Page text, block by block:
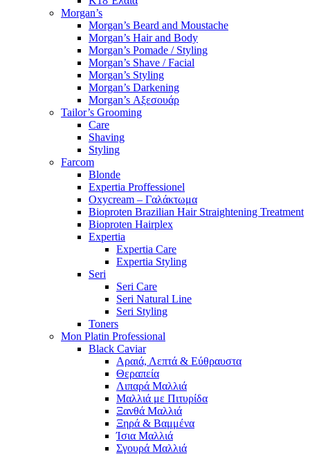
Morgan’s
Morgan’s Beard and Moustache
Morgan’s Hair and Body
Morgan’s Pomade / Styling
Morgan’s Shave / Facial
Morgan’s Styling
Morgan’s Darkening
Morgan’s Αξεσουάρ
Tailor’s Grooming
Care
Shaving
Styling
Farcom
Blonde
Expertia Proffessionel
Oxycream – Γαλάκτωμα
Bioproten Brazilian Hair Straightening Treatment
Bioproten Hairplex
Expertia
Expertia Care
Expertia Styling
Seri
Seri Care
Seri Natural Line
Seri Styling
Toners
Mon Platin Professional
Black Caviar
Αραιά, Λεπτά & Εύθραυστα
Θεραπεία
Λιπαρά Μαλλιά
Μαλλιά με Πιτυρίδα
Ξανθά Μαλλιά
Ξηρά & Βαμμένα
Ίσια Μαλλιά
Σγουρά Μαλλιά